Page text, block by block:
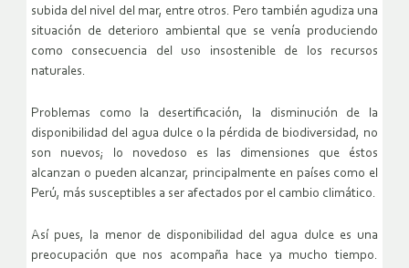
subida del nivel del mar, entre otros. Pero también agudiza una
situación de deterioro ambiental que se venía produciendo
como consecuencia del uso insostenible de los recursos
naturales.
Problemas como la desertificación, la disminución de la
disponibilidad del agua dulce o la pérdida de biodiversidad, no
son nuevos; lo novedoso es las dimensiones que éstos
alcanzan o pueden alcanzar, principalmente en países como el
Perú, más susceptibles a ser afectados por el cambio climático.
Así pues, la menor de disponibilidad del agua dulce es una
preocupación que nos acompaña hace ya mucho tiempo.